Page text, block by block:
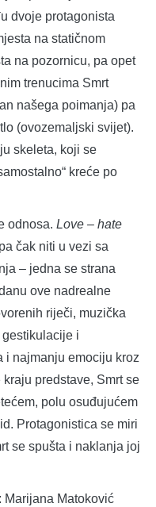
dvoje protagonista
na statičnom
na pozornicu, pa opet
trenucima Smrt
našega poimanja) pa
(ovozemaljski svijet).
skeleta, koji se
kreće po
odnosa. Love – hate
čak niti u vezi sa
– jedna se strana
ove nadrealne
riječi, muzička
i
i najmanju emociju kroz
predstave, Smrt se
polu osuđujućem
Protagonistica se miri
se spušta i naklanja joj
Marijana Matoković